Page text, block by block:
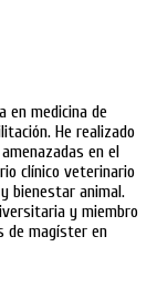
en medicina de
He realizado
en el
clínico veterinario
bienestar animal.
y miembro
de magíster en